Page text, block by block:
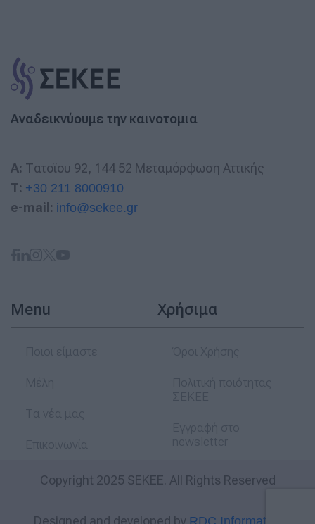
Αναδεικνύουμε την καινοτομια
A: Τατοϊου 92, 144 52 Μεταμόρφωση Αττικής
T: +30 211 8000910
e-mail: info@sekee.gr
Menu Χρήσιμα
Copyright 2025 SEKEE. All Rights Reserved